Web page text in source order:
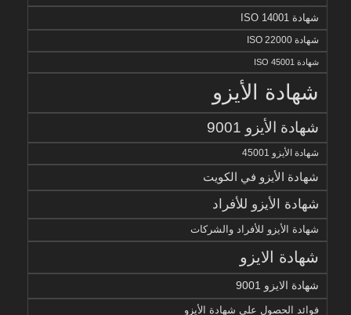
شهادة ISO 14001
شهادة ISO 22000
شهادة ISO 45001
شهادة الأيزو
شهادة الأيزو 9001
شهادة الأيزو 45001
شهادة الأيزو في الكويت
شهادة الأيزو للأفراد
شهادة الأيزو للأفراد والشركات
شهادة الايزو
شهادة الايزو 9001
فوائد الحصول على شهادة الأيزو